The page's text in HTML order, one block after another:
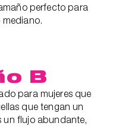
perfecto para
mediano.
B
para mujeres que
que tengan un
un flujo abundante,